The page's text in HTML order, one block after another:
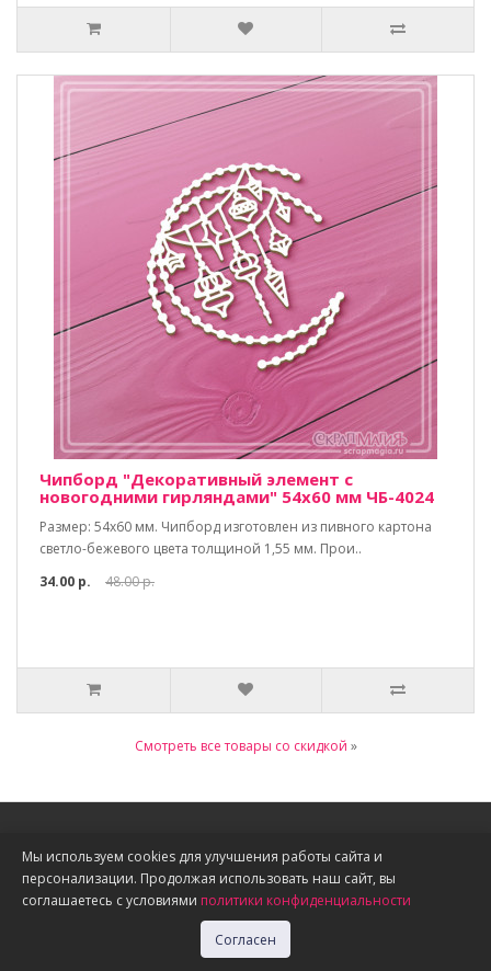
Чипборд "Декоративный элемент с
новогодними гирляндами" 54х60 мм ЧБ-4024
Размер: 54х60 мм. Чипборд изготовлен из пивного картона
светло-бежевого цвета толщиной 1,55 мм. Прои..
34.00 р.
48.00 р.
Смотреть все товары со скидкой »
Информация
О нас
Доставка, оплата, скидки
Политика конфиденциальности
Мы используем cookies для улучшения работы сайта и
персонализации. Продолжая использовать наш сайт, вы
соглашаетесь с условиями политики конфиденциальности
Согласен